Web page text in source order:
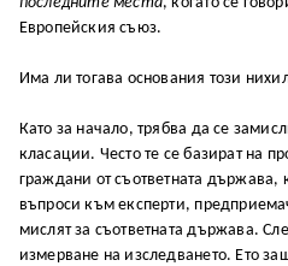
Европейския съюз.
Има ли тогава основания този
Като за начало, трябва да се
класации. Често те се базират на
граждани от съответната държава,
въпроси към експерти,
мислят за съответната държава.
измерване на изследването. Ето